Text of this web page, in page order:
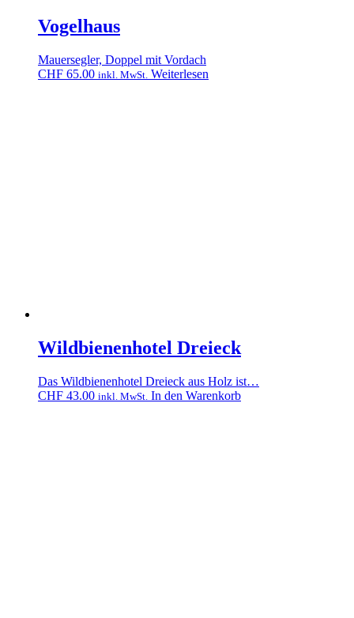
Vogelhaus
Mauersegler, Doppel mit Vordach
CHF 65.00 inkl. MwSt. Weiterlesen
Wildbienenhotel Dreieck
Das Wildbienenhotel Dreieck aus Holz ist…
CHF 43.00 inkl. MwSt. In den Warenkorb